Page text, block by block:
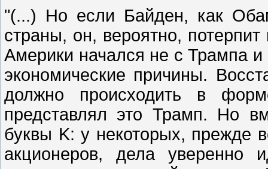
"(...) Но если Байден, как
страны, он, вероятно,
Америки начался не с Трампа
экономические причины.
должно происходить в
представлял это Трамп. Но
буквы K: у некоторых, прежде
акционеров, дела уверенно